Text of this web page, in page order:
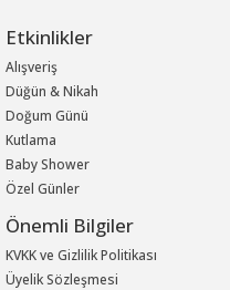
Etkinlikler
Alışveriş
Düğün & Nikah
Doğum Günü
Kutlama
Baby Shower
Özel Günler
Önemli Bilgiler
KVKK ve Gizlilik Politikası
Üyelik Sözleşmesi